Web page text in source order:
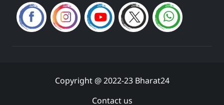
Copyright @ 2022-23 Bharat24
Contact us